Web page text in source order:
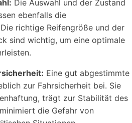
Die Auswahl und der Zustand
ebenfalls die
richtige Reifengröße und der
sind wichtig, um eine optimale
Eine gut abgestimmte
zur Fahrsicherheit bei. Sie
trägt zur Stabilität des
die Gefahr von